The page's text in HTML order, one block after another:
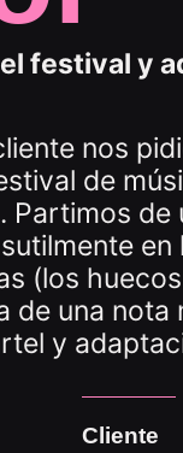
festival y
nos
de
Partimos de
en
(los
de una nota
y
Cliente